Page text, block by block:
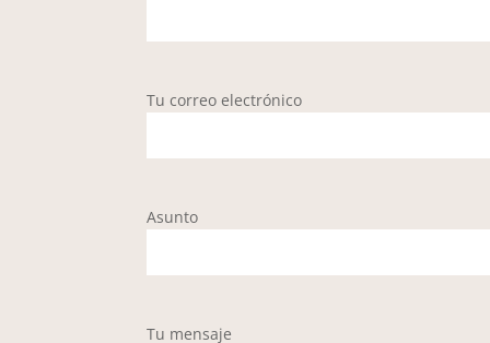
Tu correo electrónico
Asunto
Tu mensaje